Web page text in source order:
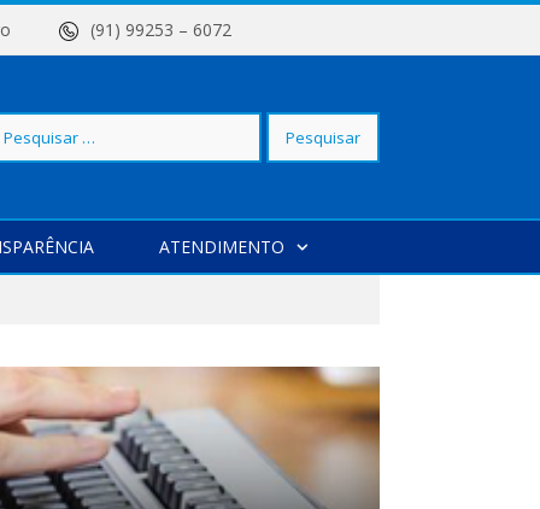
(91) 99253 – 6072
ATENDIMENTO